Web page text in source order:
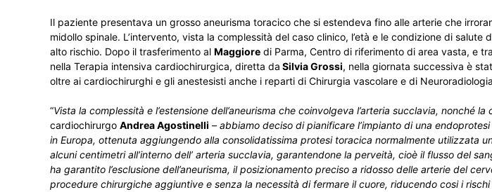
Il paziente presentava un grosso aneurisma toracico che si estendeva fino alle arterie che
midollo spinale. L’intervento, vista la complessità del caso clinico, l’età e le condizione di
alto rischio. Dopo il trasferimento al Maggiore di Parma, Centro di riferimento di area vasta, e
nella Terapia intensiva cardiochirurgica, diretta da Silvia Grossi, nella giornata successiva è
oltre ai cardiochirurghi e gli anestesisti anche i reparti di Chirurgia vascolare e di
“Vista la complessità e l’estensione dell’aneurisma che coinvolgeva l’arteria succlavia, nonché
cardiochirurgo Andrea Agostinelli – abbiamo deciso di pianificare l’impianto di una
in Europa, ottenuta aggiungendo alla consolidatissima protesi toracica normalmente utilizzata
alcuni centimetri all’interno dell’ arteria succlavia, garantendone la perveità, cioè il flusso del
ha garantito l’esclusione dell’aneurisma, il posizionamento preciso a ridosso delle arterie del
procedure chirurgiche aggiuntive e senza la necessità di fermare il cuore, riducendo cosi i